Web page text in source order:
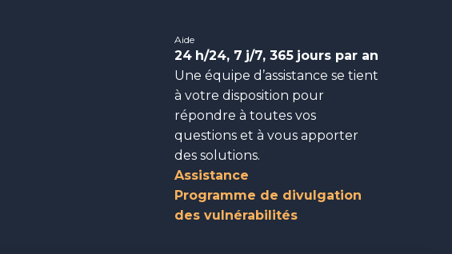
Aide
24 h/24, 7 j/7, 365 jours par an
Une équipe d’assistance se tient
à votre disposition pour
répondre à toutes vos
questions et à vous apporter
des solutions.
Assistance
Programme de divulgation
des vulnérabilités